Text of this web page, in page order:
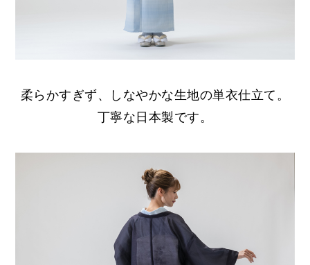
柔らかすぎず、しなやかな生地の単衣仕立て。
丁寧な日本製です。